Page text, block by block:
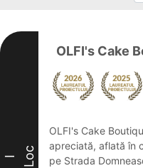
I Loc
OLFI's Cake
OLFI's Cake
apreciată, aflată în
pe Strada